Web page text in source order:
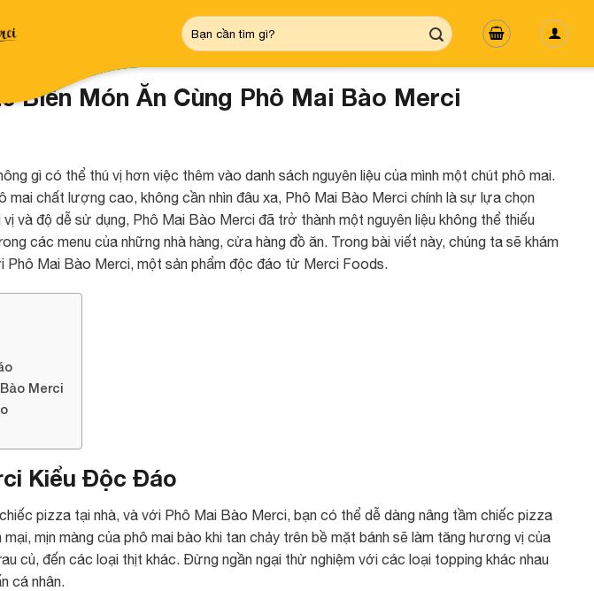
Tìm
kiếm:
Biến Món Ăn Cùng Phô Mai Bào Merci
gì có thể thú vị hơn việc thêm vào danh sách nguyên liệu của mình một chút phô mai.
mai chất lượng cao, không cần nhìn đâu xa, Phô Mai Bào Merci chính là sự lựa chọn
và độ dễ sử dụng, Phô Mai Bào Merci đã trở thành một nguyên liệu không thể thiếu
các menu của những nhà hàng, cửa hàng đồ ăn. Trong bài viết này, chúng ta sẽ khám
Phô Mai Bào Merci, một sản phẩm độc đáo từ Merci Foods.
Merci
Kiểu Độc Đáo
pizza tại nhà, và với Phô Mai Bào Merci, bạn có thể dễ dàng nâng tầm chiếc pizza
mịn màng của phô mai bào khi tan chảy trên bề mặt bánh sẽ làm tăng hương vị của
củ, đến các loại thịt khác. Đừng ngần ngại thử nghiệm với các loại topping khác nhau
cá nhân.